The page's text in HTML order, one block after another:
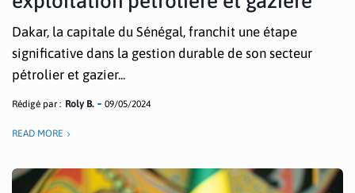
Dakar, la capitale du Sénégal, franchit une étape
significative dans la gestion durable de son secteur
pétrolier et gazier...
Rédigé par : Roly B. 09/05/2024
READ MORE